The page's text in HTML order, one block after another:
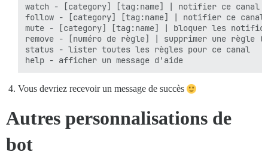
watch - [category] [tag:name] | notifier ce canal
follow - [category] [tag:name] | notifier ce canal
mute - [category] [tag:name] | bloquer les
remove - [numéro de règle] | supprimer une règle
status - lister toutes les règles pour ce canal
Vous devriez recevoir un message de succès
Autres personnalisations de
bot